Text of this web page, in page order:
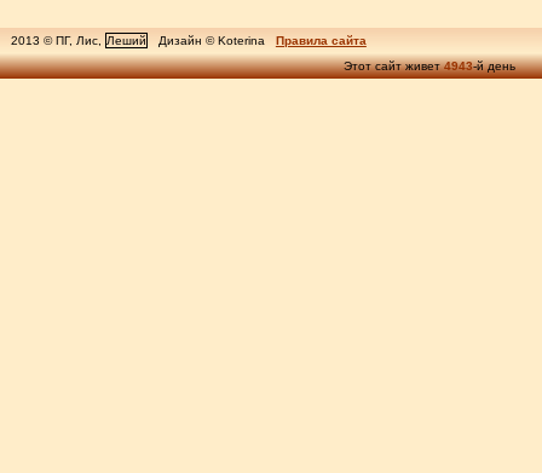
2013 © ПГ, Лис, Леший Дизайн © Koterina
Правила сайта
Этот сайт живет4943-й день